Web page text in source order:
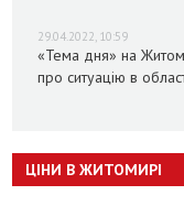
29.04.2022, 10:59
«Тема дня» на
про ситуацію в
ЦІНИ В ЖИТОМИРІ